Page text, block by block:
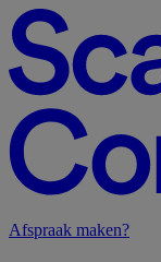
Afspraak maken?